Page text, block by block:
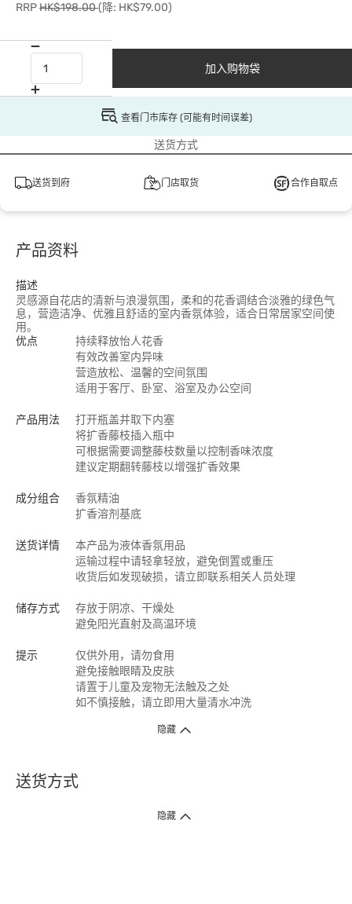
RRPHK$198.00(降: HK$79.00)
加入购物袋
查看门市库存 (可能有时间误差)
送货方式
送货到府 门店取货 合作自取点
产品资料
描述
灵感源自花店的清新与浪漫氛围，柔和的花香调结合淡雅的绿色气
息，营造洁净、优雅且舒适的室内香氛体验，适合日常居家空间使
用。
优点
持续释放怡人花香
有效改善室内异味
营造放松、温馨的空间氛围
适用于客厅、卧室、浴室及办公空间
产品用法
打开瓶盖并取下内塞
将扩香藤枝插入瓶中
可根据需要调整藤枝数量以控制香味浓度
建议定期翻转藤枝以增强扩香效果
成分组合
香氛精油
扩香溶剂基底
送货详情
本产品为液体香氛用品
运输过程中请轻拿轻放，避免倒置或重压
收货后如发现破损，请立即联系相关人员处理
储存方式
存放于阴凉、干燥处
避免阳光直射及高温环境
提示
仅供外用，请勿食用
避免接触眼睛及皮肤
请置于儿童及宠物无法触及之处
如不慎接触，请立即用大量清水冲洗
隐藏
送货方式
1. 送货到府（受卫生署条例规管产品除外 ）
隐藏